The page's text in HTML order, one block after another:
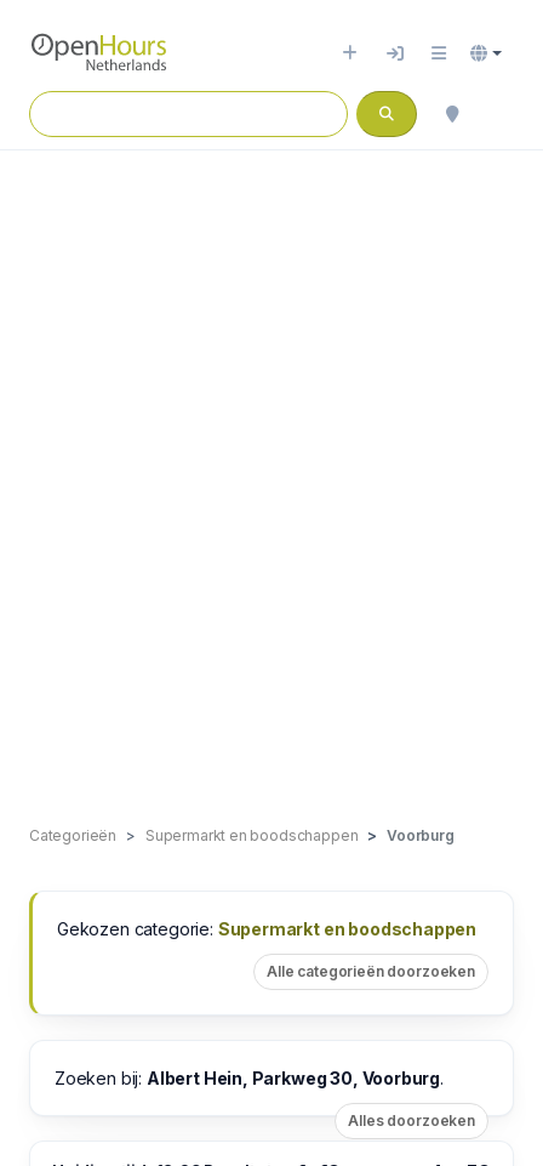
Categorieën Supermarkt en boodschappen Voorburg
Gekozen categorie: Supermarkt en boodschappen
Alle categorieën doorzoeken
Zoeken bij: Albert Hein, Parkweg 30, Voorburg.
Alles doorzoeken